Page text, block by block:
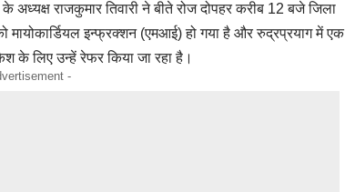
अध्यक्ष राजकुमार तिवारी ने बीते रोज दोपहर करीब 12 बजे जिला
मायोकार्डियल इन्फ्रक्शन (एमआई) हो गया है और रुद्रप्रयाग में एक
के लिए उन्हें रेफर किया जा रहा है।
-